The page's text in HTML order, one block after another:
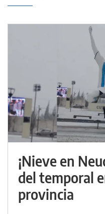
¡Nieve en
del temporal
provincia